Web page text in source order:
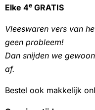
Elke 4e GRATIS
Vleeswaren vers van
geen probleem!
Dan snijden we
af.
Bestel ook makkelijk